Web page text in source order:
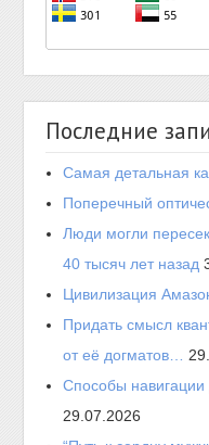
Последние
Самая детальная
Поперечный
Люди могли
40 тысяч лет назад
Цивилизация
Придать смысл
от её догматов…
Способы
29.07.2026